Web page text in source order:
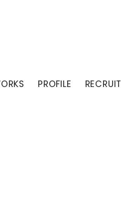
PROFILE RECRUIT